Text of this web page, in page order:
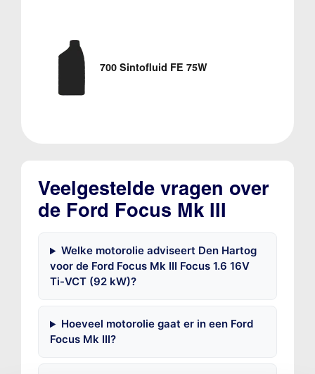
700 Sintofluid FE 75W
Veelgestelde vragen over
de Ford Focus Mk III
Welke motorolie adviseert Den Hartog
voor de Ford Focus Mk III Focus 1.6 16V
Ti-VCT (92 kW)?
Hoeveel motorolie gaat er in een Ford
Focus Mk III?